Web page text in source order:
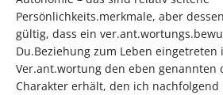
Persönlichkeits.merkmale, aber
gültig, dass ein
Du.Beziehung zum Leben eingetreten
Ver.ant.wortung den eben genannten
Charakter erhält, den ich